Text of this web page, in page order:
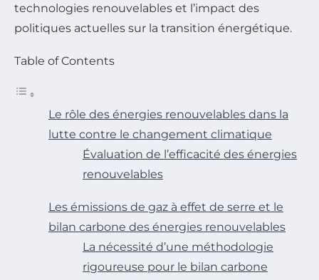
technologies renouvelables et l’impact des
politiques actuelles sur la transition énergétique.
Table of Contents
Le rôle des énergies renouvelables dans la
lutte contre le changement climatique
Évaluation de l’efficacité des énergies
renouvelables
Les émissions de gaz à effet de serre et le
bilan carbone des énergies renouvelables
La nécessité d’une méthodologie
rigoureuse pour le bilan carbone